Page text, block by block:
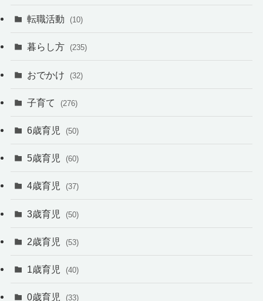
転職活動 (10)
暮らし方 (235)
おでかけ (32)
子育て (276)
6歳育児 (50)
5歳育児 (60)
4歳育児 (37)
3歳育児 (50)
2歳育児 (53)
1歳育児 (40)
0歳育児 (33)